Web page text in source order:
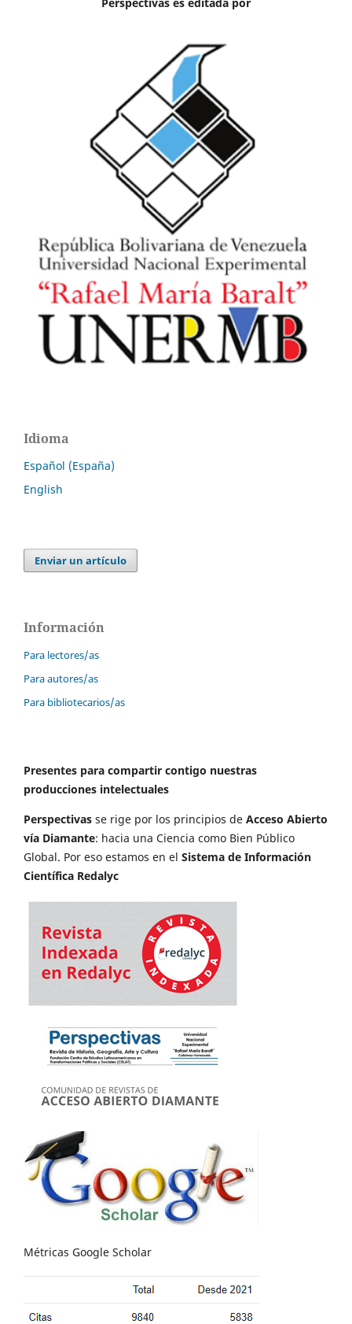
Idioma
Español (España)
English
Enviar un artículo
Información
Para lectores/as
Para autores/as
Para bibliotecarios/as
Presentes para compartir contigo nuestras
producciones intelectuales
Perspectivas se rige por los principios de Acceso Abierto
vía Diamante: hacia una Ciencia como Bien Público
Global. Por eso estamos en el Sistema de Información
Científica Redalyc
Métricas Google Scholar